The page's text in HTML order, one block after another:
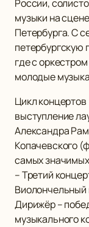
России,
музыки на
Петербурга. С
петербургскую
где с
молодые
Цикл
выступление
Александра
Копачевского
самых
– Третий
Виолончельный
Дирижёр –
музыкального